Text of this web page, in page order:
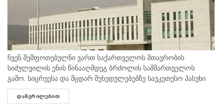
ჩვენ შეშფოთებულნი ვართ საქართველოს მთავრობის
სიძულვილის ენის წინააღმდეგ ბრძოლის სამმართველოს
გამო. სიცრუესა და მცდარ შეხედულებებზე საუკეთესო პასუხი
მეტი სიტყვის თავისუფლებაა და არა იძულებით დამყარებული
დუმილი, - ამის შესახებ საქართველოში აშშ-ის საელჩოში...
ᲓᲐᲬᲕᲠᲘᲚᲔᲑᲘᲗ